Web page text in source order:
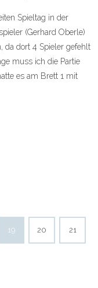
Spieltag in der
(Gerhard Oberle)
da dort 4 Spieler gefehlt
muss ich die Partie
es am Brett 1 mit
19 20 21